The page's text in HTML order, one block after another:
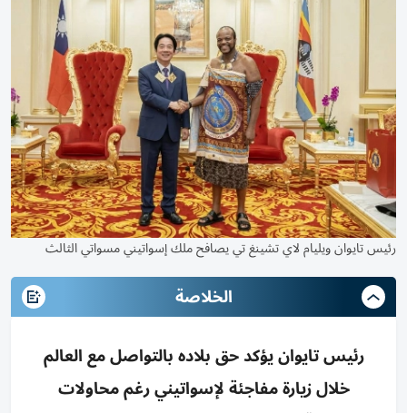
رئيس تايوان ويليام لاي تشينغ تي يصافح ملك إسواتيني مسواتي الثالث
الخلاصة
رئيس تايوان يؤكد حق بلاده بالتواصل مع العالم
خلال زيارة مفاجئة لإسواتيني رغم محاولات